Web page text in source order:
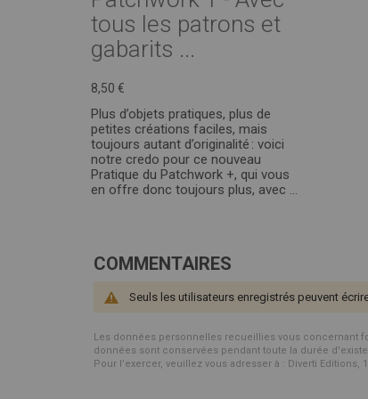
tous les patrons et
gabarits ...
8,50 €
Plus d’objets pratiques, plus de
petites créations faciles, mais
toujours autant d’originalité : voici
notre credo pour ce nouveau
Pratique du Patchwork +, qui vous
en offre donc toujours plus, avec ...
COMMENTAIRES
Seuls les utilisateurs enregistrés peuvent
Les données personnelles recueillies vous concernant
données sont conservées pendant toute la durée
Pour l’exercer, veuillez vous adresser à : Diverti Editions,